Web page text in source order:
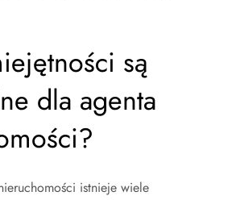
są
dla agenta
istnieje wiele